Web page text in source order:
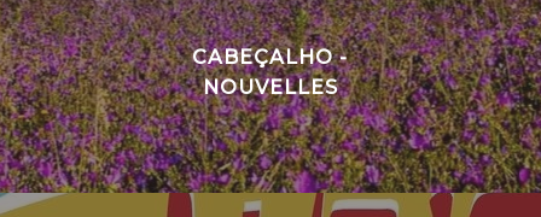
CABEÇALHO -
NOUVELLES